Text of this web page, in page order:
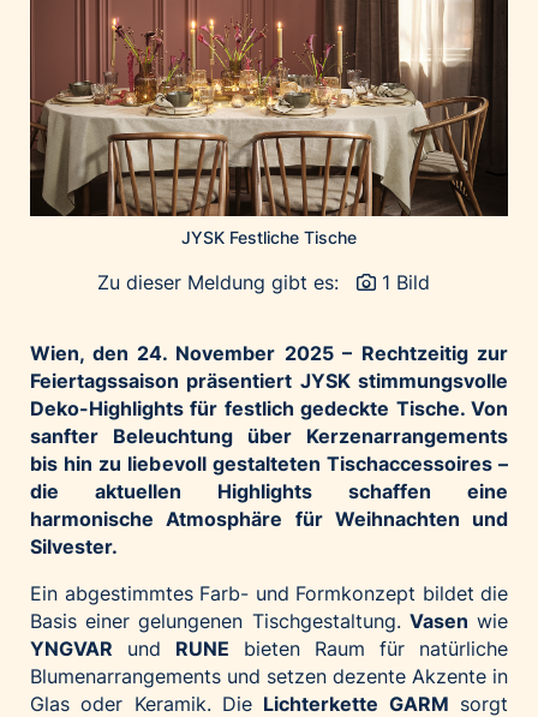
Home of Work
Huawei Consumer Business Group
IT:U
JP Immobilien
JYSK
Kroatische Zentrale für Tourismus
Marble House
Microsoft
Mondelēz Österreich
Muse Electronics
Neuroth
öbv – Österreichischer Bundesverlag
Ökopharm
Palfinger AG
Polestar
REXEL Austria
Starbucks
JYSK Festliche Tische
Zu dieser Meldung gibt es: 1 Bild
Wien, den 24. November 2025 – Rechtzeitig zur
Feiertagssaison präsentiert JYSK stimmungsvolle
Deko-Highlights für festlich gedeckte Tische. Von
sanfter Beleuchtung über Kerzenarrangements
bis hin zu liebevoll gestalteten Tischaccessoires –
die aktuellen Highlights schaffen eine
harmonische Atmosphäre für Weihnachten und
Silvester.
Ein abgestimmtes Farb- und Formkonzept bildet die
Basis einer gelungenen Tischgestaltung. Vasen wie
YNGVAR und RUNE bieten Raum für natürliche
Blumenarrangements und setzen dezente Akzente in
Glas oder Keramik. Die Lichterkette GARM sorgt